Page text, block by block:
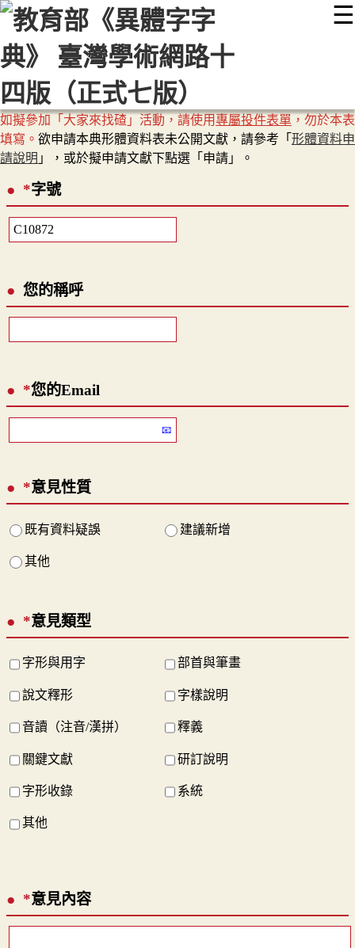
☰
::: 最新消息 常見問題 編輯說明
顯示模式
如擬參加「大家來找碴」活動，請使用專屬投件表單 ，勿於本表
填寫。 欲申請本典形體資料表未公開文獻，請參考「 形體資料申
請說明 」，或於擬申請文獻下點選「申請」。
*字號
您的稱呼
*您的Email
*意見性質
既有資料疑誤 建議新增
其他
*意見類型
字形與用字 部首與筆畫
說文釋形 字樣說明
音讀（注音/漢拼） 釋義
關鍵文獻 研訂說明
字形收錄 系統
其他
*意見內容